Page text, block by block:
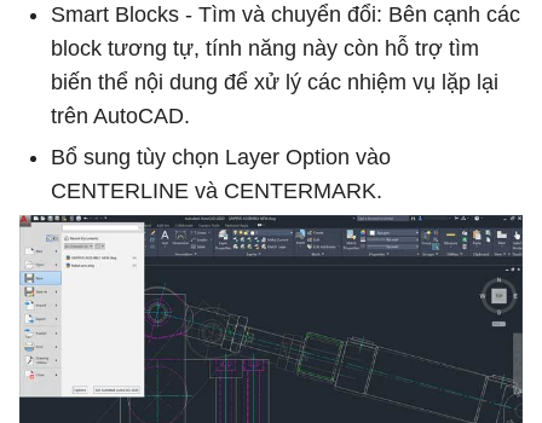
Smart Blocks - Tìm và chuyển đổi: Bên cạnh các
block tương tự, tính năng này còn hỗ trợ tìm
biến thể nội dung để xử lý các nhiệm vụ lặp lại
trên AutoCAD.
Bổ sung tùy chọn Layer Option vào
CENTERLINE và CENTERMARK.